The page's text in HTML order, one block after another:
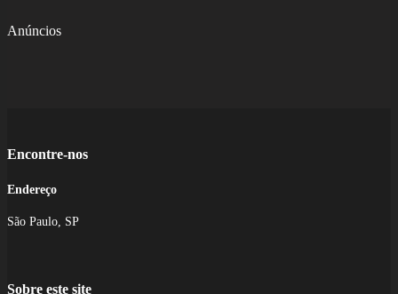
Anúncios
Encontre-nos
Endereço
São Paulo, SP
Sobre este site